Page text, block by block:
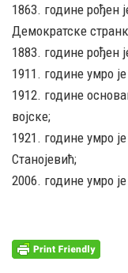
1863. године рођен
Демократске
1883. године рођен
1911. године умро
1912. године
војске;
1921. године умро
Станојевић;
2006. године умро